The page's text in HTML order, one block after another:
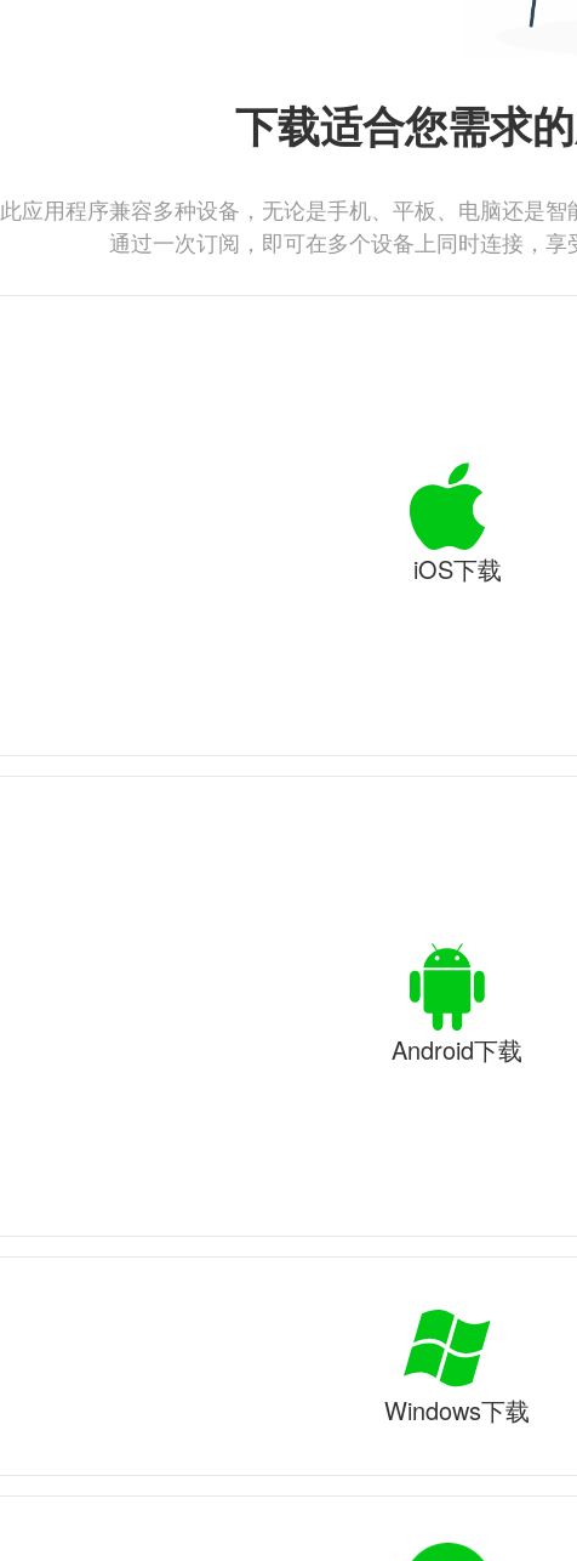
下载适合您需求
此应用程序兼容多种设备，无论是手机、平板、电脑还是智
通过一次订阅，即可在多个设备上同时连接，享
iOS下载
Android下载
Windows下载